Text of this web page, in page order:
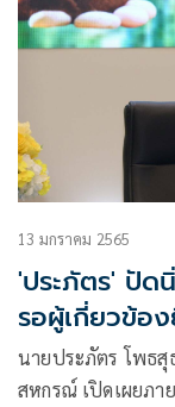
13 มกราคม 2565
'ประภัตร' ปัด
รอผู้เกี่ยวข้อ
นายประภัตร โพธสุ
สหกรณ์ เปิดเผยภา